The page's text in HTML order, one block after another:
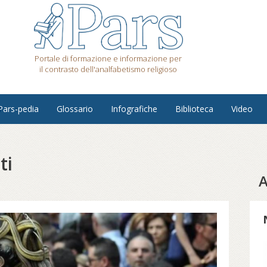
Portale di formazione e informazione per
il contrasto dell'analfabetismo religioso
pedia Glossario Infografiche Biblioteca Video